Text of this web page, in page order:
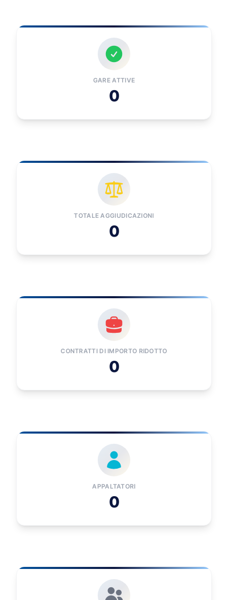
GARE ATTIVE
0
TOTALE AGGIUDICAZIONI
0
CONTRATTI DI IMPORTO RIDOTTO
0
APPALTATORI
0